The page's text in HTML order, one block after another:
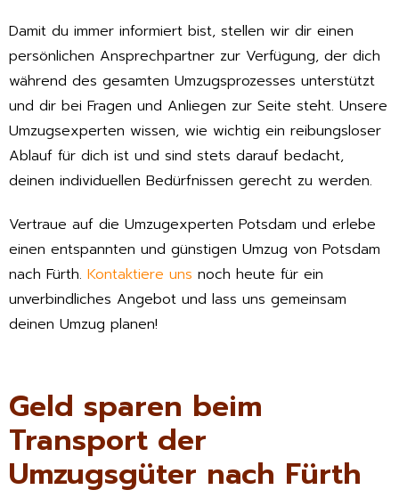
Damit du immer informiert bist, stellen wir dir einen
persönlichen Ansprechpartner zur Verfügung, der dich
während des gesamten Umzugsprozesses unterstützt
und dir bei Fragen und Anliegen zur Seite steht. Unsere
Umzugsexperten wissen, wie wichtig ein reibungsloser
Ablauf für dich ist und sind stets darauf bedacht,
deinen individuellen Bedürfnissen gerecht zu werden.
Vertraue auf die Umzugexperten Potsdam und erlebe
einen entspannten und günstigen Umzug von Potsdam
nach Fürth. Kontaktiere uns noch heute für ein
unverbindliches Angebot und lass uns gemeinsam
deinen Umzug planen!
Geld sparen beim
Transport der
Umzugsgüter nach Fürth